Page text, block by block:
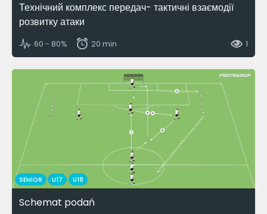
Технічний комплекс передач- тактичні взаємодії
розвитку атаки
60 - 80% 20 min 1
SENIOR U17 U18
Schemat podań